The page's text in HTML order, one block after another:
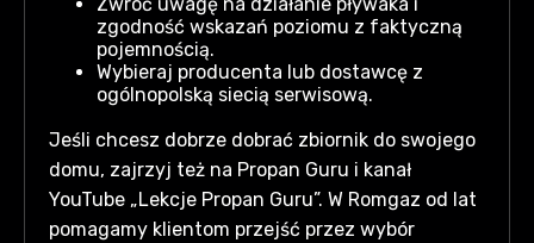
zgodność wskazań poziomu z faktyczną
pojemnością.
Wybieraj producenta lub dostawcę z
ogólnopolską siecią serwisową.
Jeśli chcesz dobrze dobrać zbiornik do swojego
domu, zajrzyj też na Propan Guru i kanał
YouTube „Lekcje Propan Guru”. W Romgaz od lat
pomagamy klientom przejść przez wybór